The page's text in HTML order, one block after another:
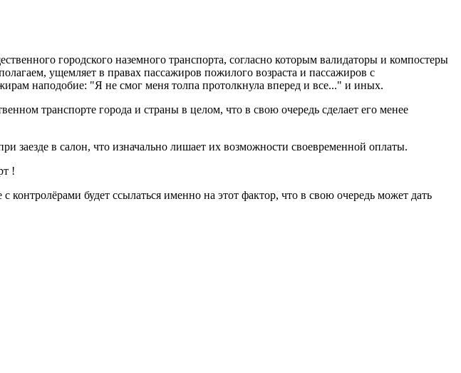
городского наземного транспорта, согласно которым валидаторы и компостеры
ущемляет в правах пассажиров пожилого возраста и пассажиров с
наподобие: "Я не смог меня толпа протолкнула вперед и все..." и иных.
транспорте города и страны в целом, что в свою очередь сделает его менее
заезде в салон, что изначально лишает их возможности своевременной оплаты.
!
будет ссылаться именно на этот фактор, что в свою очередь может дать